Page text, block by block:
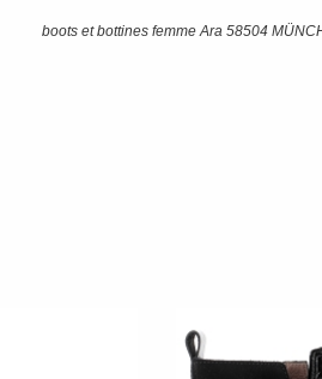
boots et bottines femme Ara 58504